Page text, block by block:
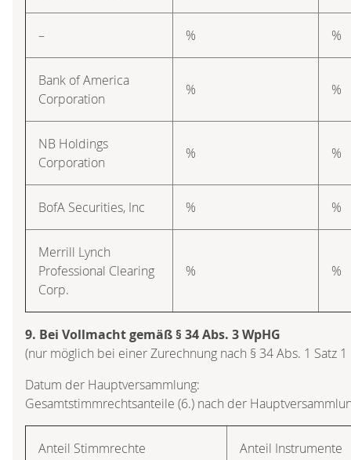
– % %
Bank of America
Corporation
% %
NB Holdings
Corporation
% %
BofA Securities, Inc % %
Merrill Lynch
Professional Clearing
Corp.
% %
9. Bei Vollmacht gemäß § 34 Abs. 3 WpHG
(nur möglich bei einer Zurechnung nach § 34 Abs. 1 Satz
Datum der Hauptversammlung:
Gesamtstimmrechtsanteile (6.) nach der
Anteil Stimmrechte Anteil Instrumente